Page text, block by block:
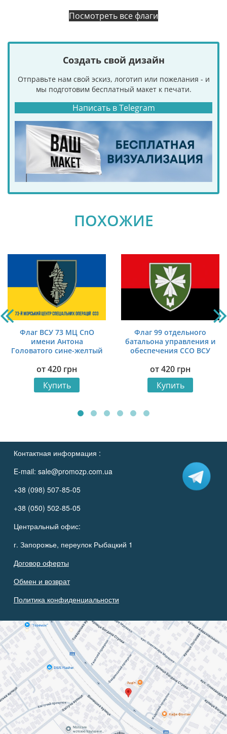
Посмотреть все флаги
Создать свой дизайн
Отправьте нам свой эскиз, логотип или пожелания - и
мы подготовим бесплатный макет к печати.
Написать в Telegram
ПОХОЖИЕ
Флаг ВСУ 73 МЦ СпО
имени Антона
Головатого сине-желтый
от420 грн
Купить
Флаг 99 отдельного
батальона управления и
обеспечения ССО ВСУ
от420 грн
Купить
Контактная информация :
E-mail: sale@promozp.com.ua
+38 (098) 507-85-05
+38 (050) 502-85-05
Центральный офис:
г. Запорожье, переулок Рыбацкий 1
Договор оферты
Обмен и возврат
Политика конфиденциальности